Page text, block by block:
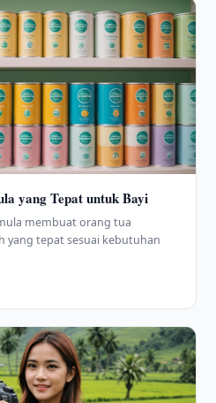
yang Tepat untuk Bayi
membuat orang tua
yang tepat sesuai kebutuhan